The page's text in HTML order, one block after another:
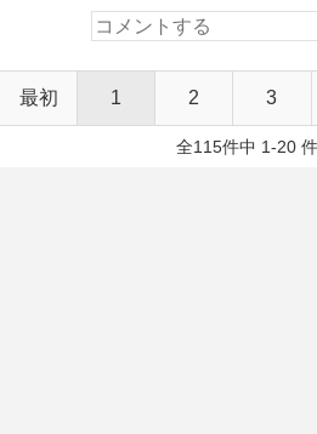
最初 1 2 3
全115件中 1-20